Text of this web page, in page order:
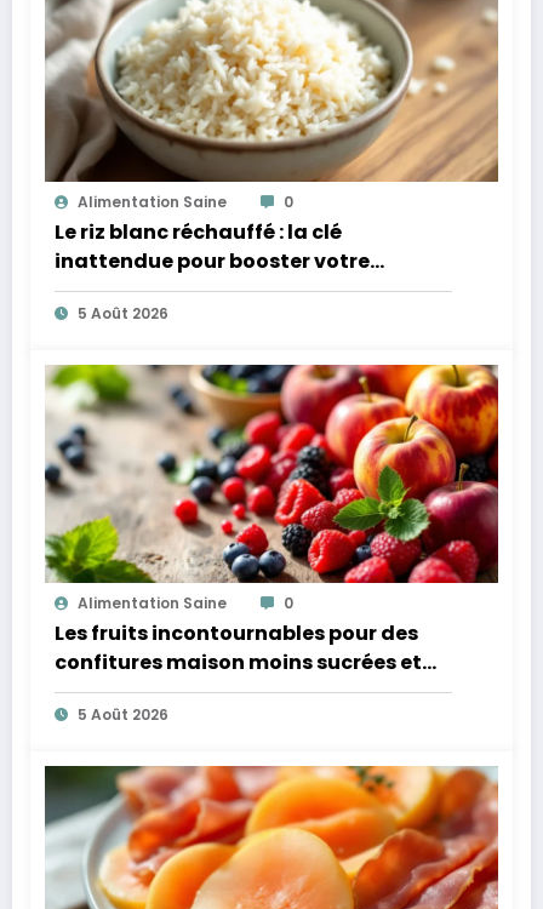
Alimentation Saine 0
Le riz blanc réchauffé : la clé
inattendue pour booster votre
microbiote
5 Août 2026
Alimentation Saine 0
Les fruits incontournables pour des
confitures maison moins sucrées et
plus légères
5 Août 2026